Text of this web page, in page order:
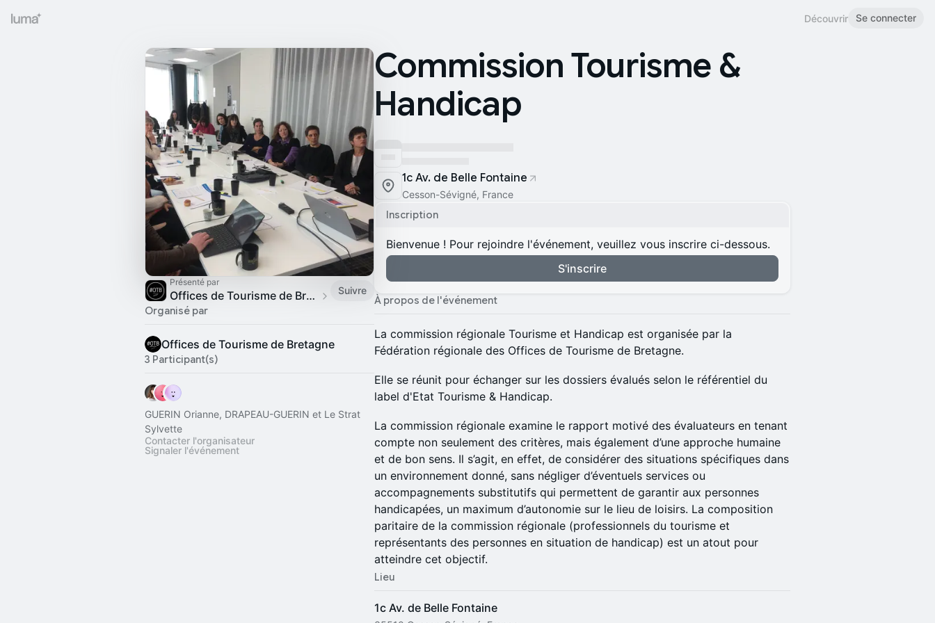
Découvrir Se connecter
Présenté par
Offices de Tourisme de Bretagne Suivre
Organisé par
Offices de Tourisme de Bretagne
3 Participant(s)
GUERIN Orianne, DRAPEAU-GUERIN et Le Strat
Sylvette
Contacter l'organisateur
Signaler l'événement
Commission Tourisme &
Handicap
1c Av. de Belle Fontaine
Cesson-Sévigné, France
Inscription
Bienvenue ! Pour rejoindre l'événement, veuillez vous inscrire ci-dessous.
S'inscrire
À propos de l'événement
La commission régionale Tourisme et Handicap est organisée par la
Fédération régionale des Offices de Tourisme de Bretagne.
Elle se réunit pour échanger sur les dossiers évalués selon le référentiel du
label d'Etat Tourisme & Handicap.
La commission régionale examine le rapport motivé des évaluateurs en tenant
compte non seulement des critères, mais également d’une approche humaine
et de bon sens. Il s’agit, en effet, de considérer des situations spécifiques dans
un environnement donné, sans négliger d’éventuels services ou
accompagnements substitutifs qui permettent de garantir aux personnes
handicapées, un maximum d’autonomie sur le lieu de loisirs. La composition
paritaire de la commission régionale (professionnels du tourisme et
représentants des personnes en situation de handicap) est un atout pour
atteindre cet objectif.
Lieu
1c Av. de Belle Fontaine